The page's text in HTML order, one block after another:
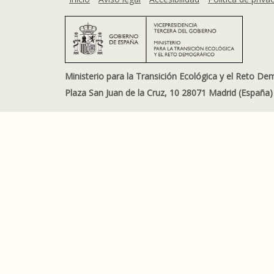
Ministerio para la Transición Ecológica y el Reto
Plaza San Juan de la Cruz, 10 28071 Madrid (España)